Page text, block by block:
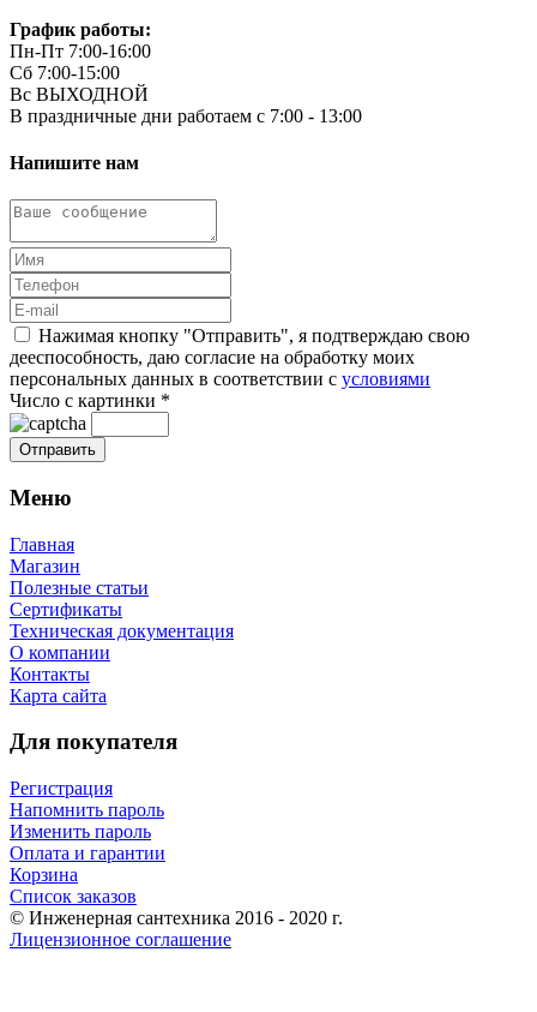
График работы:
Пн-Пт 7:00-16:00
Сб 7:00-15:00
Вс ВЫХОДНОЙ
В праздничные дни работаем с 7:00 - 13:00
Напишите нам
Нажимая кнопку "Отправить", я подтверждаю свою
дееспособность, даю согласие на обработку моих
персональных данных в соответствии с условиями
Число с картинки *
Меню
Главная
Магазин
Полезные статьи
Сертификаты
Техническая документация
О компании
Контакты
Карта сайта
Для покупателя
Регистрация
Напомнить пароль
Изменить пароль
Оплата и гарантии
Корзина
Список заказов
© Инженерная сантехника 2016 - 2020 г.
Лицензионное соглашение